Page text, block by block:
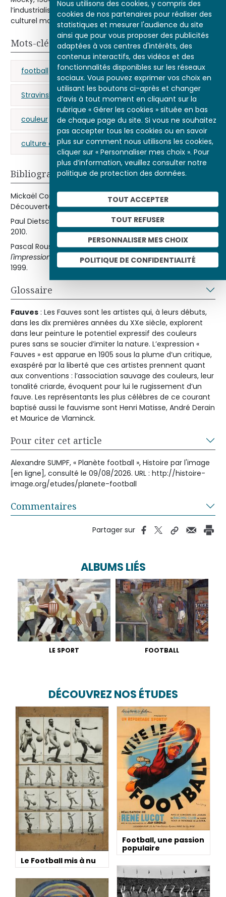
Nous utilisons des cookies, y compris des
cookies de nos partenaires pour réaliser des
statistiques et mesurer l'audience du site
ainsi que pour vous proposer des publicités
adaptées à vos centres d'intérêts, des
contenus interactifs, des vidéos et des
fonctionnalités disponibles sur les réseaux
sociaux. Vous pouvez exprimer vos choix en
utilisant les boutons ci-après et changer
d’avis à tout moment en cliquant sur la
rubrique « Gérer les cookies » située en bas
de chaque page du site. Si vous ne souhaitez
pas accepter tous les cookies ou en savoir
plus sur comment nous utilisons les cookies,
cliquer sur « Personnaliser mes choix ». Pour
plus d’information, veuillez consulter notre
politique de protection des données.
TOUT ACCEPTER
TOUT REFUSER
PERSONNALISER MES CHOIX
POLITIQUE DE CONFIDENTIALITÉ
l’industrialisation au XIXe siècle, le football devient un fait
culturel majeur du XXe siècle.
Mots-clés
football Ballets russes Massine (Leonid)
Stravinski (Igor) décor de scène
couleur film modernisme
culture de masse
Bibliographie
Mickaël Correia, Une Histoire populaire du football
Découverte, 2018.
Paul Dietschy,
Histoire du football, Paris, Perrin, « Tempus »,
2010.
Pascal Rousseau (dir.),Robert Delaunay, de
l'impressionisme
à l'abstraction,Paris, Centre Pompidou,
1999.
Glossaire
Fauves : Les Fauves sont les artistes qui, à leurs débuts,
dans les dix premières années du XXe siècle, explorent
dans leur peinture le potentiel expressif des couleurs
pures sans se soucier d’imiter la nature. L’expression «
Fauves » est apparue en 1905 sous la plume d’un critique,
exaspéré par la liberté que ces artistes prennent quant
aux conventions : l’association sauvage des couleurs, leur
tonalité criarde, évoquent pour lui le rugissement d’un
fauve. Les représentants les plus célèbres de ce courant
baptisé aussi le fauvisme sont Henri Matisse, André Derain
et Maurice de Vlaminck.
Pour citer cet article
Alexandre SUMPF, « Planète football », Histoire par l'image
[en ligne], consulté le 09/08/2026. URL : http://histoire-
image.org/etudes/planete-football
Commentaires
Partager sur
ALBUMS LIÉS
LE SPORT FOOTBALL
DÉCOUVREZ NOS ÉTUDES
Le Football mis à nu
Football, une passion
populaire